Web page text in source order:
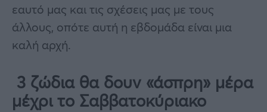
εαυτό μας και τις σχέσεις μας με τους
άλλους, οπότε αυτή η εβδομάδα είναι μια
καλή αρχή.
3 ζώδια θα δουν «άσπρη» μέρα
μέχρι το Σαββατοκύριακο